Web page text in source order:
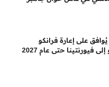
على إعارة فرانكو
فيورنتينا حتى عام 2027